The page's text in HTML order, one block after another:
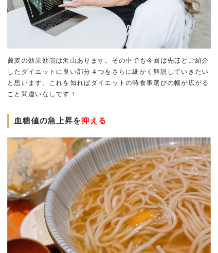
蕎麦の効果効能は沢山あります。その中でも今回は先ほどご紹介
したダイエットに良い部分４つをさらに細かく解説していきたい
と思います。これを知ればダイエットの時食事選びの幅が広がる
こと間違いなしです！
血糖値の急上昇を抑える